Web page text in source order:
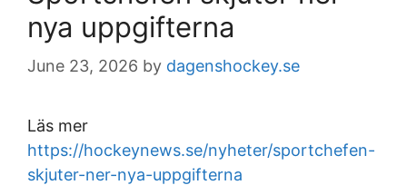
nya uppgifterna
June 23, 2026 by dagenshockey.se
Läs mer
https://hockeynews.se/nyheter/sportchefen-
skjuter-ner-nya-uppgifterna